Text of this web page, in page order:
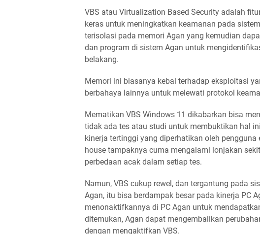
VBS atau Virtualization Based Security adalah
keras untuk meningkatkan keamanan pada
terisolasi pada memori Agan yang kemudian
dan program di sistem Agan untuk
belakang.
Memori ini biasanya kebal terhadap eksploitasi
berbahaya lainnya untuk melewati protokol
Mematikan VBS Windows 11 dikabarkan bisa
tidak ada tes atau studi untuk membuktikan hal
kinerja tertinggi yang diperhatikan oleh
house tampaknya cuma mengalami lonjakan
perbedaan acak dalam setiap tes.
Namun, VBS cukup rewel, dan tergantung pada
Agan, itu bisa berdampak besar pada kinerja PC
menonaktifkannya di PC Agan untuk
ditemukan, Agan dapat mengembalikan
dengan mengaktifkan VBS.